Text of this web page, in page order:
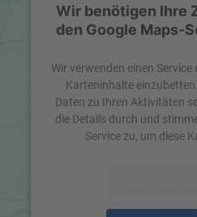
Wir benötigen Ihre
den Google Maps-
Wir verwenden einen
Karteninhalte
Daten zu Ihren Aktivitäten
die Details durch und
Service zu, um diese